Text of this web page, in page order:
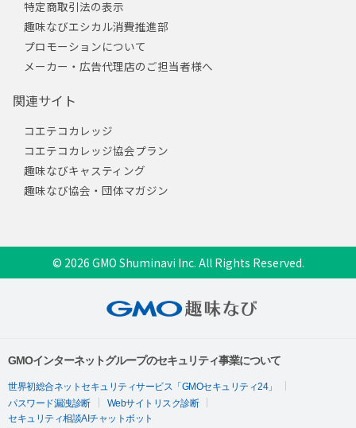
特定商取引法の表示
趣味なびエシカル消費推進部
プロモーションについて
メーカー・広告代理店のご担当者様へ
関連サイト
コエテコカレッジ
コエテコカレッジ協会プラン
趣味なびキャスティング
趣味なび協会・団体マガジン
© 2026 GMO Shuminavi Inc. All Rights Reserved.